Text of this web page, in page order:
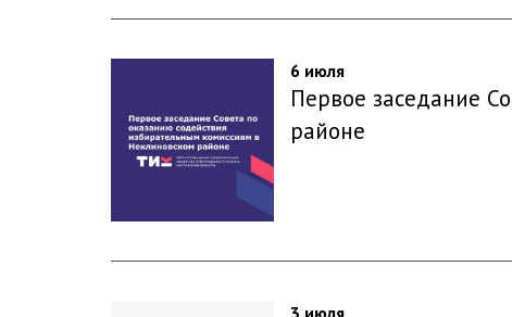
6 июля
Первое заседание
районе
3 июля